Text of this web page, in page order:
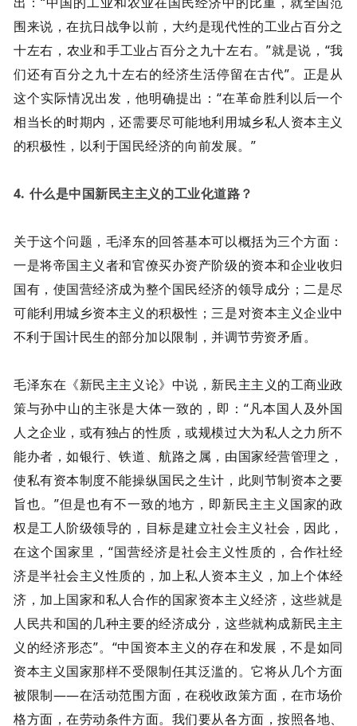
围来说，在抗日战争以前，大约是现代性的工业占百分之
十左右，农业和手工业占百分之九十左右。”就是说，“我
们还有百分之九十左右的经济生活停留在古代”。正是从
这个实际情况出发，他明确提出：“在革命胜利以后一个
相当长的时期内，还需要尽可能地利用城乡私人资本主义
的积极性，以利于国民经济的向前发展。”
4. 什么是中国新民主主义的工业化道路？
关于这个问题，毛泽东的回答基本可以概括为三个方面：
一是将帝国主义者和官僚买办资产阶级的资本和企业收归
国有，使国营经济成为整个国民经济的领导成分；二是尽
可能利用城乡资本主义的积极性；三是对资本主义企业中
不利于国计民生的部分加以限制，并调节劳资矛盾。
毛泽东在《新民主主义论》中说，新民主主义的工商业政
策与孙中山的主张是大体一致的，即：“凡本国人及外国
人之企业，或有独占的性质，或规模过大为私人之力所不
能办者，如银行、铁道、航路之属，由国家经营管理之，
使私有资本制度不能操纵国民之生计，此则节制资本之要
旨也。”但是也有不一致的地方，即新民主主义国家的政
权是工人阶级领导的，目标是建立社会主义社会，因此，
在这个国家里，“国营经济是社会主义性质的，合作社经
济是半社会主义性质的，加上私人资本主义，加上个体经
济，加上国家和私人合作的国家资本主义经济，这些就是
人民共和国的几种主要的经济成分，这些就构成新民主主
义的经济形态”。“中国资本主义的存在和发展，不是如同
资本主义国家那样不受限制任其泛滥的。它将从几个方面
被限制——在活动范围方面，在税收政策方面，在市场价
格方面，在劳动条件方面。我们要从各方面，按照各地、